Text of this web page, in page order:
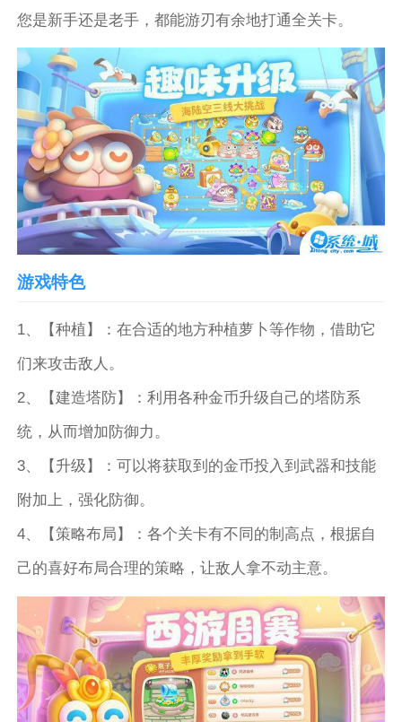
您是新手还是老手，都能游刃有余地打通全关卡。
游戏特色
1、【种植】：在合适的地方种植萝卜等作物，借助它
们来攻击敌人。
2、【建造塔防】：利用各种金币升级自己的塔防系
统，从而增加防御力。
3、【升级】：可以将获取到的金币投入到武器和技能
附加上，强化防御。
4、【策略布局】：各个关卡有不同的制高点，根据自
己的喜好布局合理的策略，让敌人拿不动主意。